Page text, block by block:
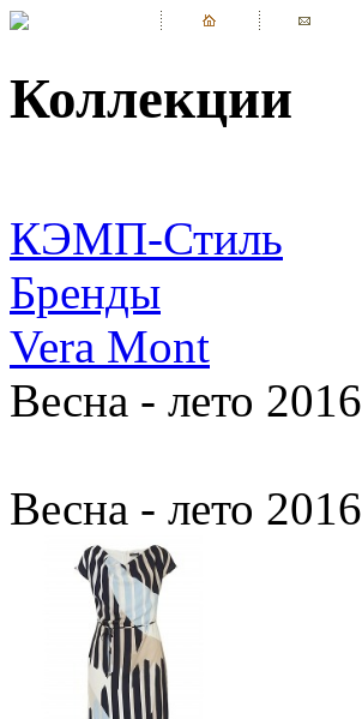
Коллекции
КЭМП-Стиль
Бренды
Vera Mont
Весна - лето 2016
Весна - лето 2016